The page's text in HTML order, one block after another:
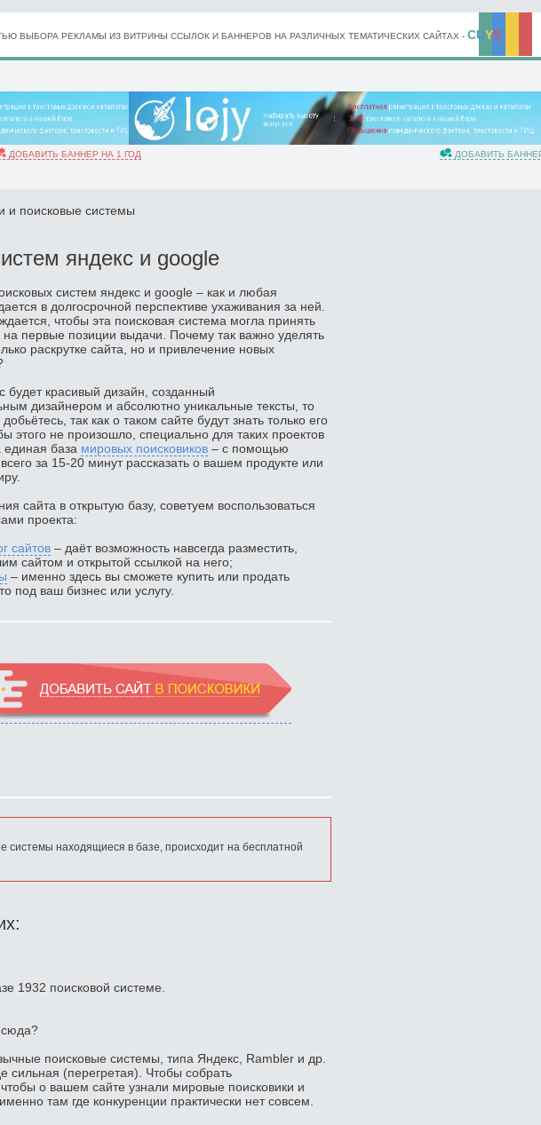
ВЫБОРА РЕКЛАМЫ ИЗ ВИТРИНЫ ССЫЛОК И БАННЕРОВ НА РАЗЛИЧНЫХ ТЕМАТИЧЕСКИХ САЙТАХ - CUYS
ДОБАВИТЬ БАННЕР НА 1 ГОД ДОБАВИТЬ
и поисковые системы
яндекс и google
систем яндекс и google – как и любая
в долгосрочной перспективе ухаживания за ней.
чтобы эта поисковая система могла принять
на первые позиции выдачи. Почему так важно уделять
раскрутке сайта, но и привлечение новых
будет красивый дизайн, созданный
дизайнером и абсолютно уникальные тексты, то
так как о таком сайте будут знать только его
этого не произошло, специально для таких проектов
база мировых поисковиков – с помощью
за 15-20 минут рассказать о вашем продукте или
сайта в открытую базу, советуем воспользоваться
проекта:
сайтов – даёт возможность навсегда разместить,
сайтом и открытой ссылкой на него;
– именно здесь вы сможете купить или продать
под ваш бизнес или услугу.
системы находящиеся в базе, происходит на бесплатной
1932 поисковой системе.
сюда?
поисковые системы, типа Яндекс, Rambler и др.
сильная (перегретая). Чтобы собрать
о вашем сайте узнали мировые поисковики и
там где конкуренции практически нет совсем.